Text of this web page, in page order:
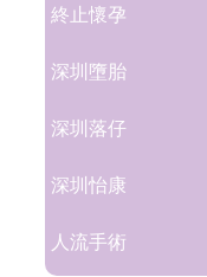
終止懷孕
深圳墮胎
深圳落仔
深圳怡康
人流手術